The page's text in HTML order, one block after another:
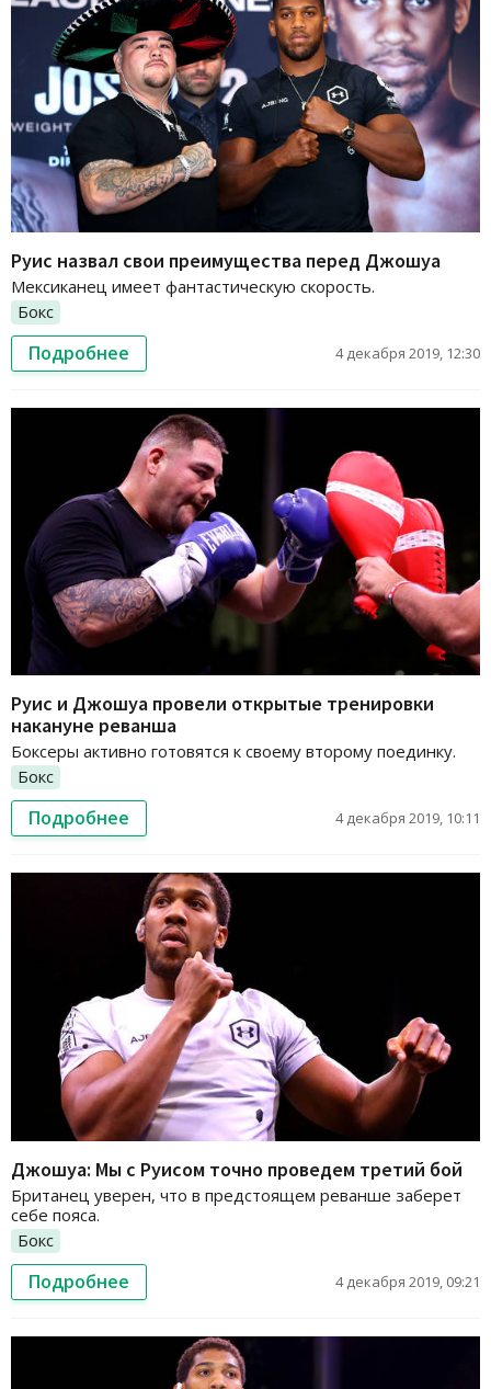
Руис назвал свои преимущества перед Джошуа
Мексиканец имеет фантастическую скорость.
Бокс
Подробнее 4 декабря 2019, 12:30
Руис и Джошуа провели открытые тренировки
накануне реванша
Боксеры активно готовятся к своему второму поединку.
Бокс
Подробнее 4 декабря 2019, 10:11
Джошуа: Мы с Руисом точно проведем третий бой
Британец уверен, что в предстоящем реванше заберет
себе пояса.
Бокс
Подробнее 4 декабря 2019, 09:21